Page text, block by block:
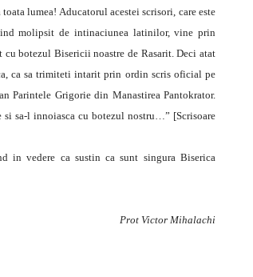
lumea! Aducatorul acestei scrisori, care este
molipsit de intinaciunea latinilor, vine prin
cu botezul Bisericii noastre de Rasarit. Deci atat
ca sa trimiteti intarit prin ordin scris oficial pe
Parintele Grigorie din Manastirea Pantokrator.
si sa-l innoiasca cu botezul nostru…” [Scrisoare
in vedere ca sustin ca sunt singura Biserica
Prot Victor Mihalachi